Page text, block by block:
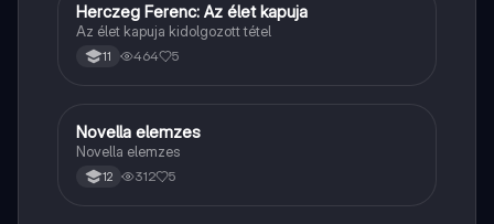
Magyar
Herczeg Ferenc: Az élet kapuja
Az élet kapuja kidolgozott tétel
11 464 5
Magyar
Novella elemzes
Novella elemzes
12 312 5